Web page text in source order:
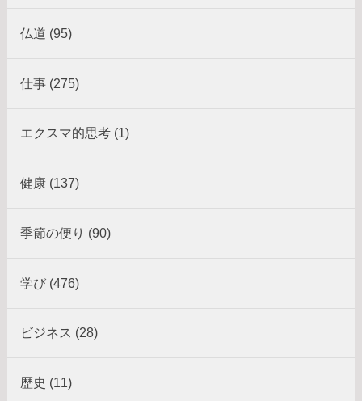
仏道 (95)
仕事 (275)
エクスマ的思考 (1)
健康 (137)
季節の便り (90)
学び (476)
ビジネス (28)
歴史 (11)